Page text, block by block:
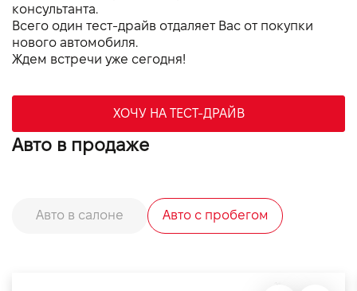
консультанта.
Всего один тест-драйв отдаляет Вас от покупки
нового автомобиля.
Ждем встречи уже сегодня!
ХОЧУ НА ТЕСТ-ДРАЙВ
Авто в продаже
Авто в салоне Авто с пробегом